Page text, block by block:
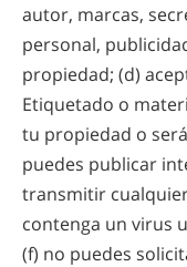
autor, marcas,
personal,
propiedad; (d)
Etiquetado o
tu propiedad o
puedes publicar
transmitir
contenga un virus
(f) no puedes